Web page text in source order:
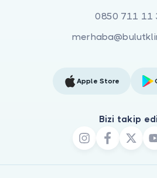
0850 711 11
Apple Store
Bizi takip